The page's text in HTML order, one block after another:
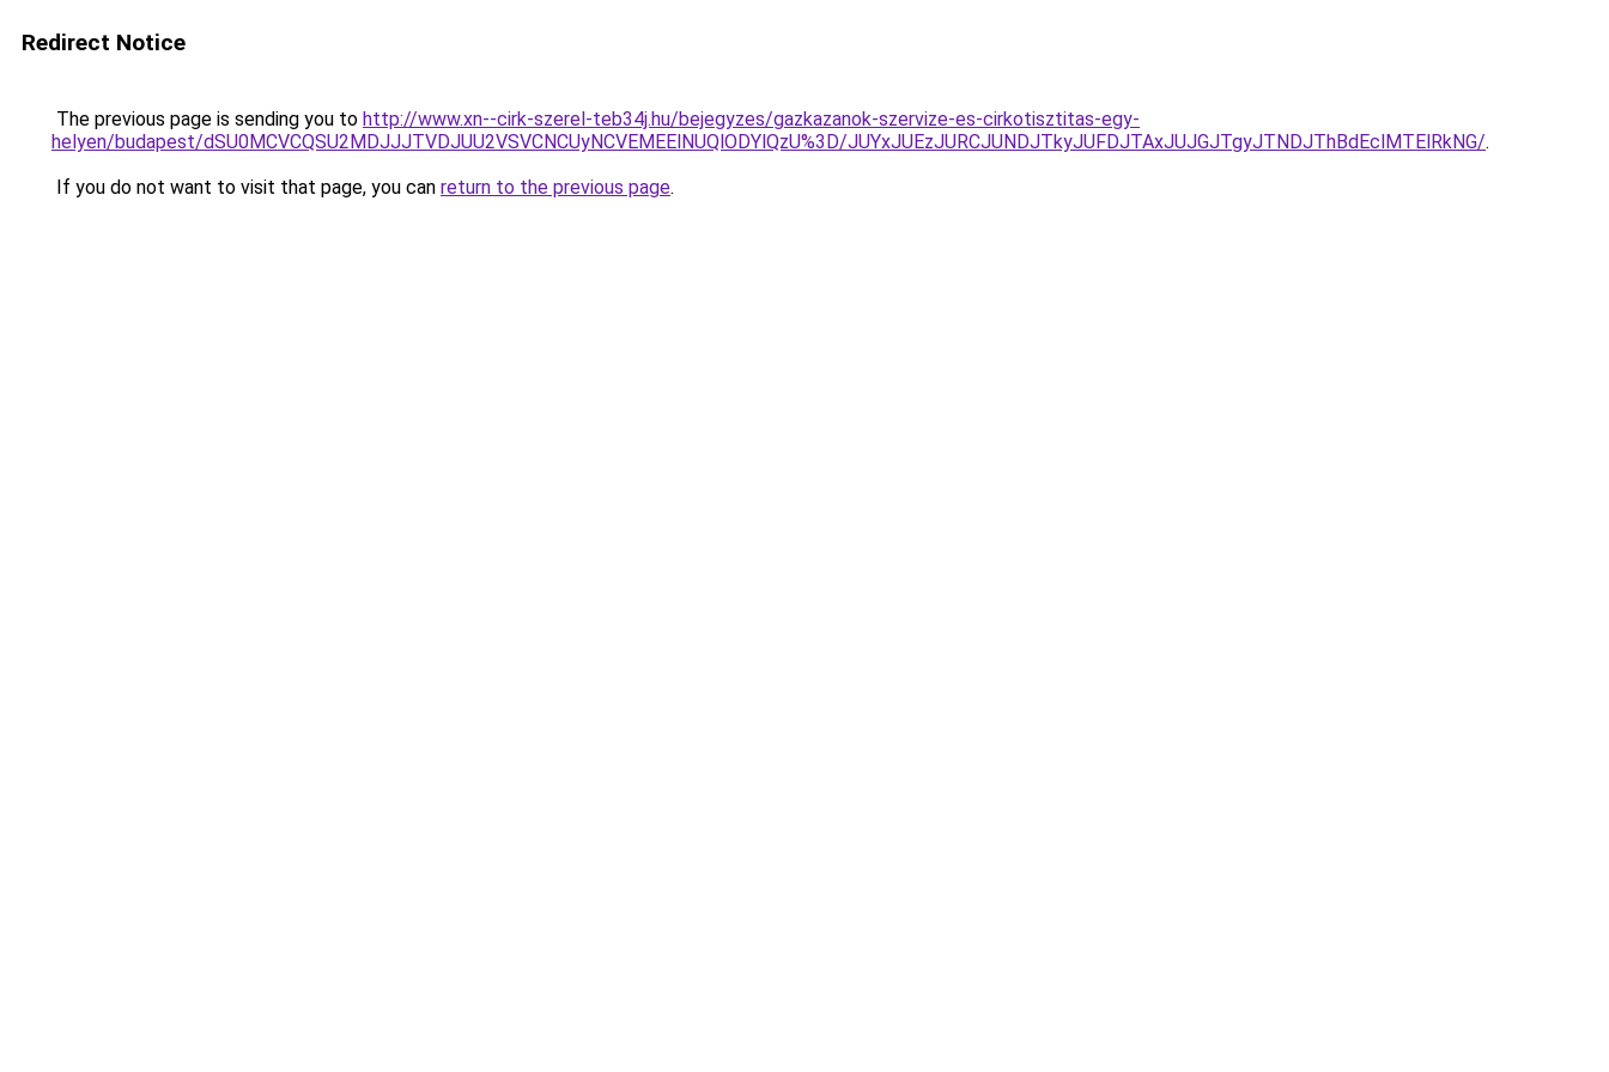
Redirect Notice
The previous page is sending you to http://www.xn--cirk-szerel-teb34j.hu/bejegyzes/gazkazanok-szervize-es-cirkotisztitas-egy-
helyen/budapest/dSU0MCVCQSU2MDJJJTVDJUU2VSVCNCUyNCVEMEElNUQlODYlQzU%3D/JUYxJUEzJURCJUNDJTkyJUFDJTAxJUJGJTgyJTNDJThBdEclMTElRkNG/.
If you do not want to visit that page, you can return to the previous page.